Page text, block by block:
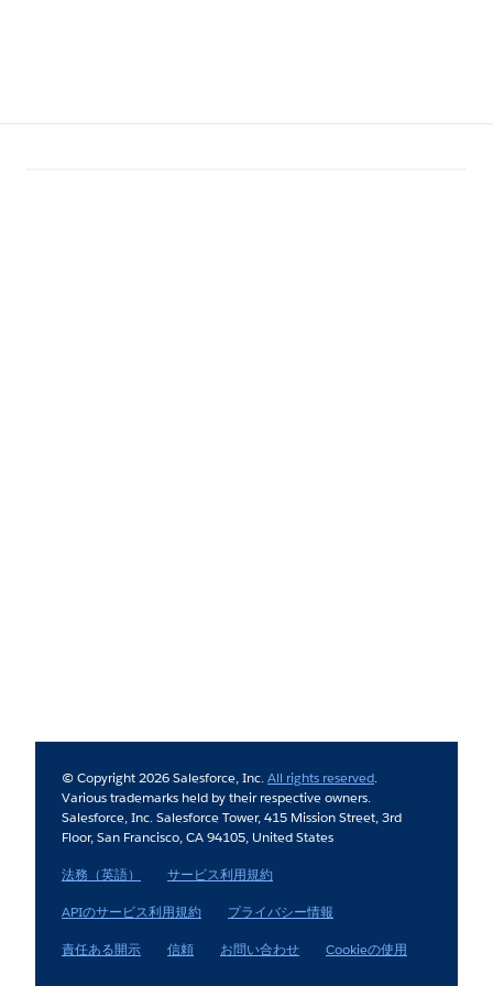
© Copyright 2026 Salesforce, Inc.All rights reserved.
Various trademarks held by their respective owners.
Salesforce, Inc. Salesforce Tower, 415 Mission Street, 3rd
Floor, San Francisco, CA 94105, United States
法務（英語）
サービス利用規約
APIのサービス利用規約
プライバシー情報
責任ある開示
信頼 お問い合わせ Cookieの使用